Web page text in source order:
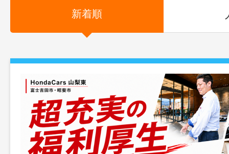
新着順